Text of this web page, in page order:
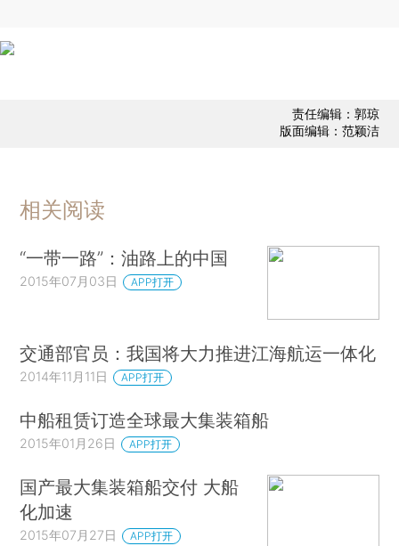
责任编辑：郭琼
版面编辑：范颖洁
相关阅读
“一带一路”：油路上的中国
2015年07月03日 APP打开
交通部官员：我国将大力推进江海航运一体化
2014年11月11日 APP打开
中船租赁订造全球最大集装箱船
2015年01月26日 APP打开
国产最大集装箱船交付 大船
化加速
2015年07月27日 APP打开